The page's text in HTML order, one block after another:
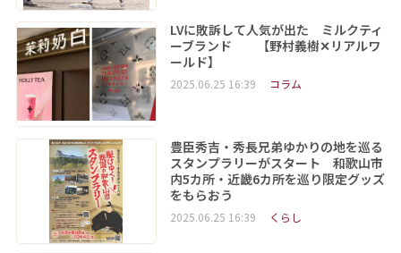
LVに敗訴して人気が出た ミルクティ
ーブランド 【野村義樹✕リアルワ
ールド】
2025.06.25 16:39 コラム
豊臣秀吉・秀長兄弟ゆかりの地を巡る
スタンプラリーがスタート 和歌山市
内5カ所・近畿6カ所を巡り限定グッズ
をもらおう
2025.06.25 16:39 くらし